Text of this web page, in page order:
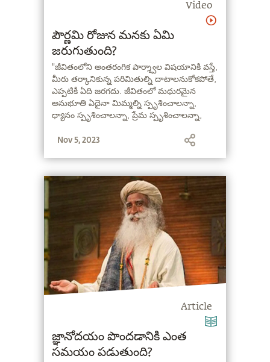
Video
పౌర్ణమి రోజున మనకు ఏమి
జరుగుతుంది?
"జీవితంలోని అంతరంగిక పార్శ్వాల విషయానికి వస్తే,
మీరు తర్కానికున్న పరిమితుల్ని దాటాలనుకోకపోతే,
ఎప్పటికీ ఏది జరగదు. జీవితంలో మధురమైన
అనుభూతి ఏదైనా మిమ్మల్ని స్పృశించాలన్నా,
ధ్యానం స్పృశించాలన్నా, ప్రేమ స్పృశించాలన్నా,
విరుద్ధంగా ఉండాల్సిందే" - సద్గురు
Nov 5, 2023
Article
జ్ఞానోదయం పొందడానికి ఎంత
సమయం పడుతుంది?